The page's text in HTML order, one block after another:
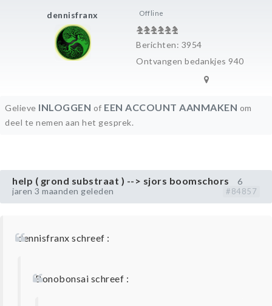
dennisfranx Offline
Berichten: 3954
Ontvangen bedankjes 940
Gelieve INLOGGEN of EEN ACCOUNT AANMAKEN om
deel te nemen aan het gesprek.
help ( grond substraat ) --> sjors boomschors
6
jaren 3 maanden geleden
#84857
dennisfranx schreef :
Bonobonsai schreef :